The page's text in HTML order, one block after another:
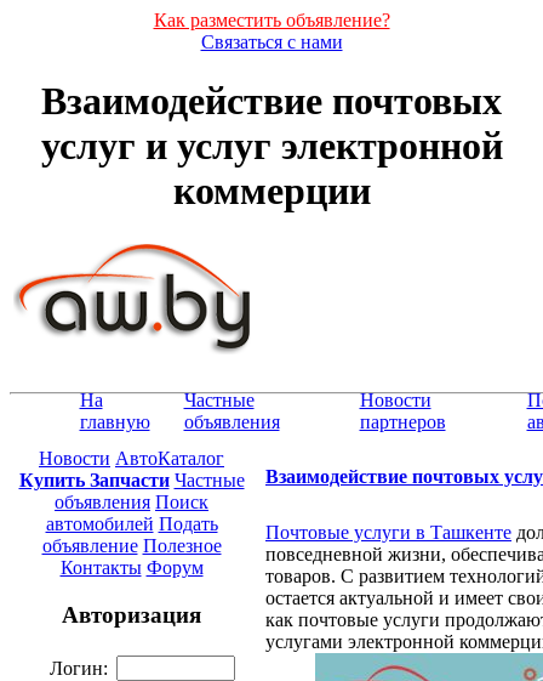
Как разместить объявление?
Связаться с нами
Взаимодействие почтовых
услуг и услуг электронной
коммерции
На
главную
Частные
объявления
Новости
партнеров
Новости АвтоКаталог
Купить Запчасти Частные
объявления Поиск
автомобилей Подать
объявление Полезное
Контакты Форум
Авторизация
Логин:
Взаимодействие почтовых
Почтовые услуги в Ташкенте
повседневной жизни,
товаров. С развитием
остается актуальной и имеет
как почтовые услуги
услугами электронной